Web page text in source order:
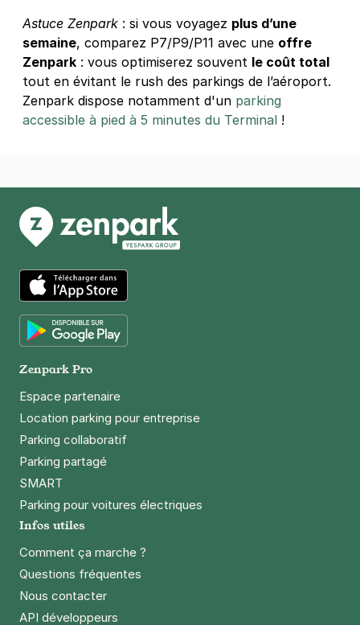
Astuce Zenpark : si vous voyagez plus d’une
semaine, comparez P7/P9/P11 avec une offre
Zenpark : vous optimiserez souvent le coût total
tout en évitant le rush des parkings de l’aéroport.
Zenpark dispose notamment d'un parking
accessible à pied à 5 minutes du Terminal !
App Store
Zenpark Pro
Espace partenaire
Location parking pour entreprise
Parking collaboratif
Parking partagé
SMART
Parking pour voitures électriques
Infos utiles
Comment ça marche ?
Questions fréquentes
Nous contacter
API développeurs